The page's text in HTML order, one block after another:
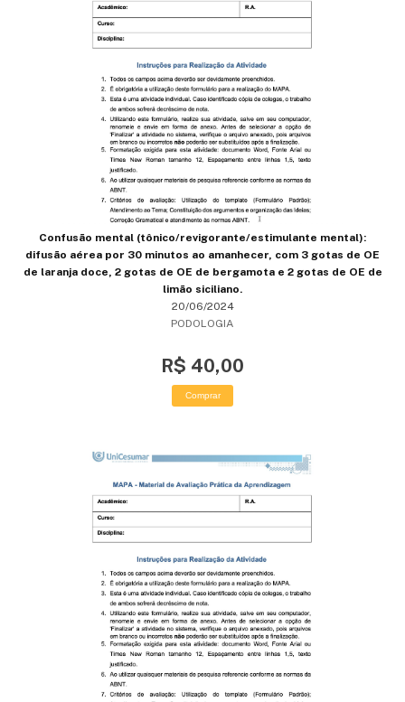
Confusão mental (tônico/revigorante/estimulante mental):
difusão aérea por 30 minutos ao amanhecer, com 3 gotas de OE
de laranja doce, 2 gotas de OE de bergamota e 2 gotas de OE de
limão siciliano.
20/06/2024
PODOLOGIA
R$ 40,00
Comprar